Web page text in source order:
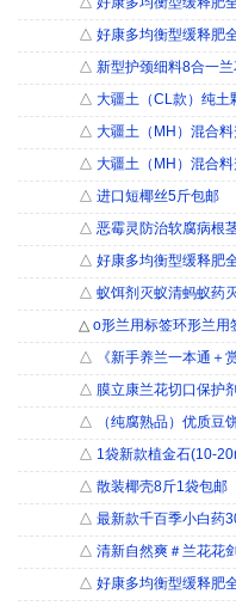
△ 好康多均衡型缓释肥
△ 新型护颈细料8合一
△ 大疆土（CL款）纯土
△ 大疆土（MH）混合料
△ 大疆土（MH）混合料
△ 进口短椰丝5斤包邮
△ 恶霉灵防治软腐病根
△ 好康多均衡型缓释肥
△ 蚁饵剂灭蚁清蚂蚁药
△ o形兰用标签环形兰
△ 《新手养兰一本通＋
△ 膜立康兰花切口保护
△ （纯腐熟品）优质豆
△ 1袋新款植金石(10-
△ 散装椰壳8斤1袋包邮
△ 最新款千百季小白药
△ 清新自然爽＃兰花花
△ 好康多均衡型缓释肥